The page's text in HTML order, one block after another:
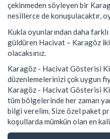
çekinmeden söyleyen bir
nesillerce de konuşulacaktır,
Kukla oyunlarından daha
güldüren Hacivat – Karagöz
olacaksınız.
Karagöz - Hacivat Gösterisi
düzenlemelerinizi çok uygun
Karagöz - Hacivat Gösterisi
tüm bölgelerinde her zaman
bilgi verelim. Size özel paket
koşullarda mümkün olan en